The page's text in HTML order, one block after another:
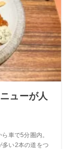
ューが人
車で5分圏内。
多い2本の道をつ